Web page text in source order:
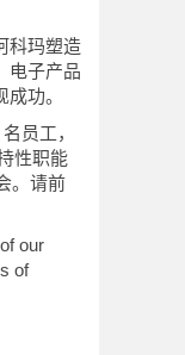
科玛塑造
电子产品
功。
员工，
性职能
。请前
our
of